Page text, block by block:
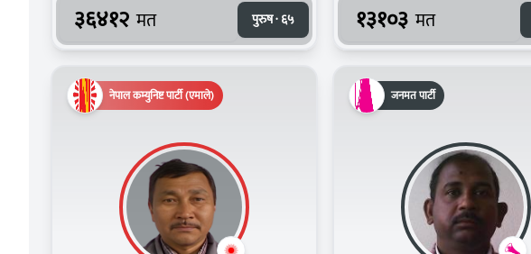
३६४१२ मत पुरुष · ६५ १३१०३ मत
नेपाल कम्युनिष्ट पार्टी (एमाले) जनमत पार्टी